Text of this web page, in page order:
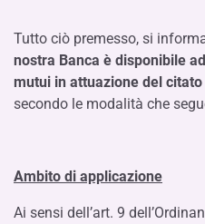
Tutto ciò premesso, si
nostra Banca è disponibile
mutui in attuazione del citato
secondo le modalità che
Ambito di applicazione
Ai sensi dell’art. 9